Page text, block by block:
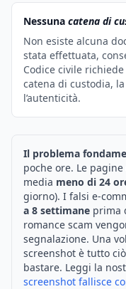
Nessuna catena di
Non esiste alcuna
stata effettuata,
Codice civile
catena di custodia,
l’autenticità.
Il problema
poche ore. Le
media meno di 24
giorno). I falsi e-
a 8 settimane prima
romance scam
segnalazione. Una
screenshot è tutto
bastare. Leggi la
screenshot fallisce